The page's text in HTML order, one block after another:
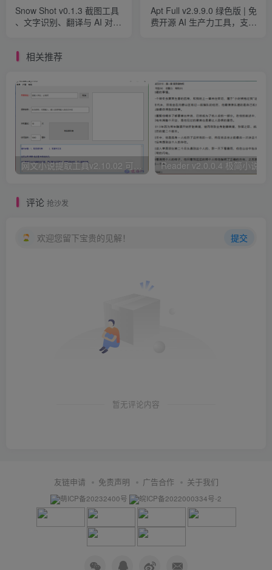
Snow Shot v0.1.3 截图工具
、文字识别、翻译与 AI 对话
Apt Full v2.9.9.0 绿色版 | 免
费开源 AI 生产力工具，支持
相关推荐
网文小说提取工具v2.10.02 可以自动下载小说 从此不再花钱看小说
评论 抢沙发
欢迎您留下宝贵的见解！ 提交
暂无评论内容
友链申请 免责声明 广告合作 关于我们
萌ICP备20232400号 皖ICP备2022000334号-2